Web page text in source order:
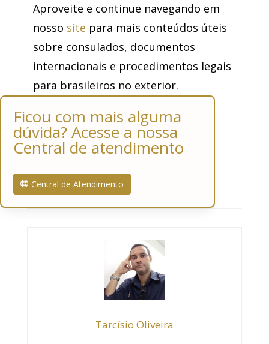
Aproveite e continue navegando em
nosso site para mais conteúdos úteis
sobre consulados, documentos
internacionais e procedimentos legais
para brasileiros no exterior.
Ficou com mais alguma
dúvida? Acesse a nossa
Central de atendimento
Central de Atendimento
Tarcísio Oliveira